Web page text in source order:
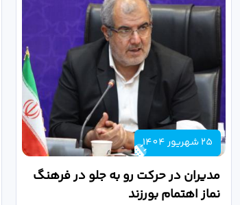
25 شهریور 1404
مدیران در حرکت رو به جلو در فرهنگ
نماز اهتمام بورزند